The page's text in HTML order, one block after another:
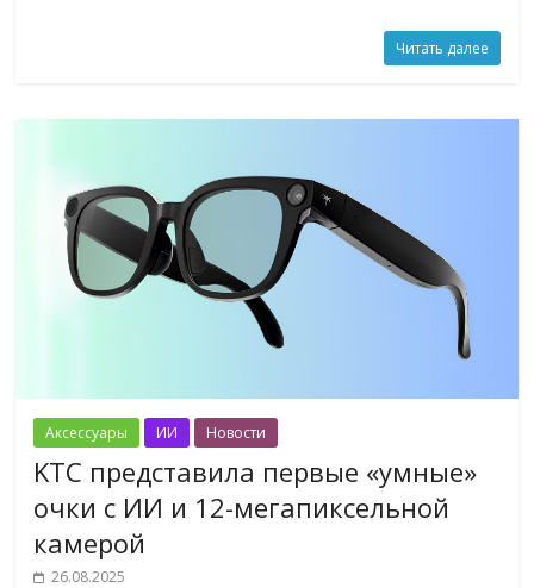
Читать далее
Аксессуары ИИ Новости
KTC представила первые «умные»
очки с ИИ и 12-мегапиксельной
камерой
26.08.2025